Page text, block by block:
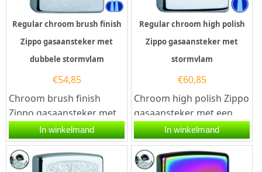
Regular chroom brush finish
Zippo gasaansteker met
dubbele stormvlam
€54,85
Chroom brush finish
Zippo gasaansteker met
een dubbele
stormvlam. Deze Zippo
aansteker heeft...
In winkelmand
Regular chroom high polish
Zippo gasaansteker met
stormvlam
€60,85
Chroom high polish Zippo
gasaansteker met een
stormvlam. Deze Zippo
aansteker heeft een...
In winkelmand